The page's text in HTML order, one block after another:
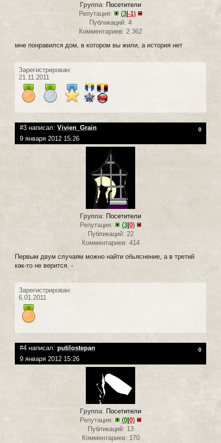
Группа: Посетители
Репутация:
(3| -1)
Публикаций: 4
Комментариев: 2 362
мне понравился дом, в котором вы жили, а история нет
Зарегистрирован:
21.11.2011
#3 написал: Vivien_Grain 0
9 января 2012 15:26
Группа: Посетители
Репутация:
(3| 0)
Публикаций: 22
Комментариев: 414
Первым двум случаям можно найти обьяснение, а в третий
как-то не верится. -
Зарегистрирован:
6.01.2011
#4 написал: putilostepan 0
9 января 2012 15:26
Группа: Посетители
Репутация:
(0| 0)
Публикаций: 13
Комментариев: 170